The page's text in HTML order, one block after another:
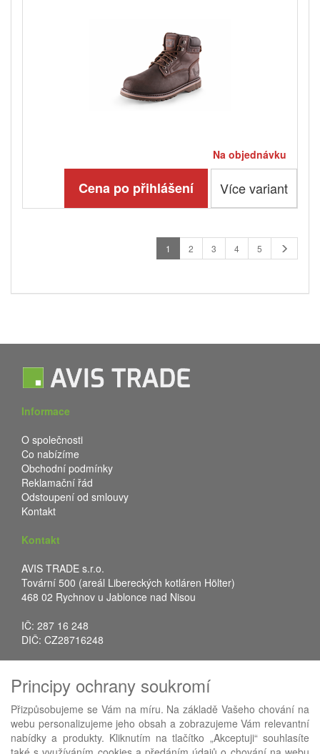
Na objednávku
Cena po přihlášení Více variant
1 2 3 4 5
Informace
O společnosti
Co nabízíme
Obchodní podmínky
Reklamační řád
Odstoupení od smlouvy
Kontakt
Kontakt
AVIS TRADE s.r.o.
Tovární 500 (areál Libereckých kotláren Hölter)
468 02 Rychnov u Jablonce nad Nisou
IČ: 287 16 248
DIČ: CZ28716248
Fax: +420 483 034 590
E-mail:info@avistrade.cz
Web:www.avistrade.cz
Principy ochrany soukromí
Přizpůsobujeme se Vám na míru. Na základě Vašeho chování na
webu personalizujeme jeho obsah a zobrazujeme Vám relevantní
nabídky a produkty. Kliknutím na tlačítko „Akceptuji“ souhlasíte